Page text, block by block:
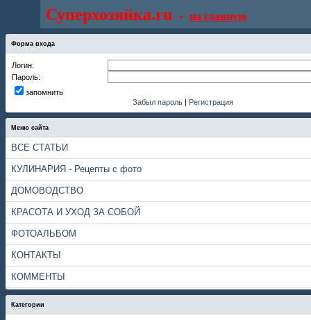
Суперхозяйка.ru - на главную
Форма входа
Логин:
Пароль:
запомнить
Забыл пароль | Регистрация
Меню сайта
ВСЕ СТАТЬИ
КУЛИНАРИЯ - Рецепты с фото
ДОМОВОДСТВО
КРАСОТА И УХОД ЗА СОБОЙ
ФОТОАЛЬБОМ
КОНТАКТЫ
КОММЕНТЫ
Категории